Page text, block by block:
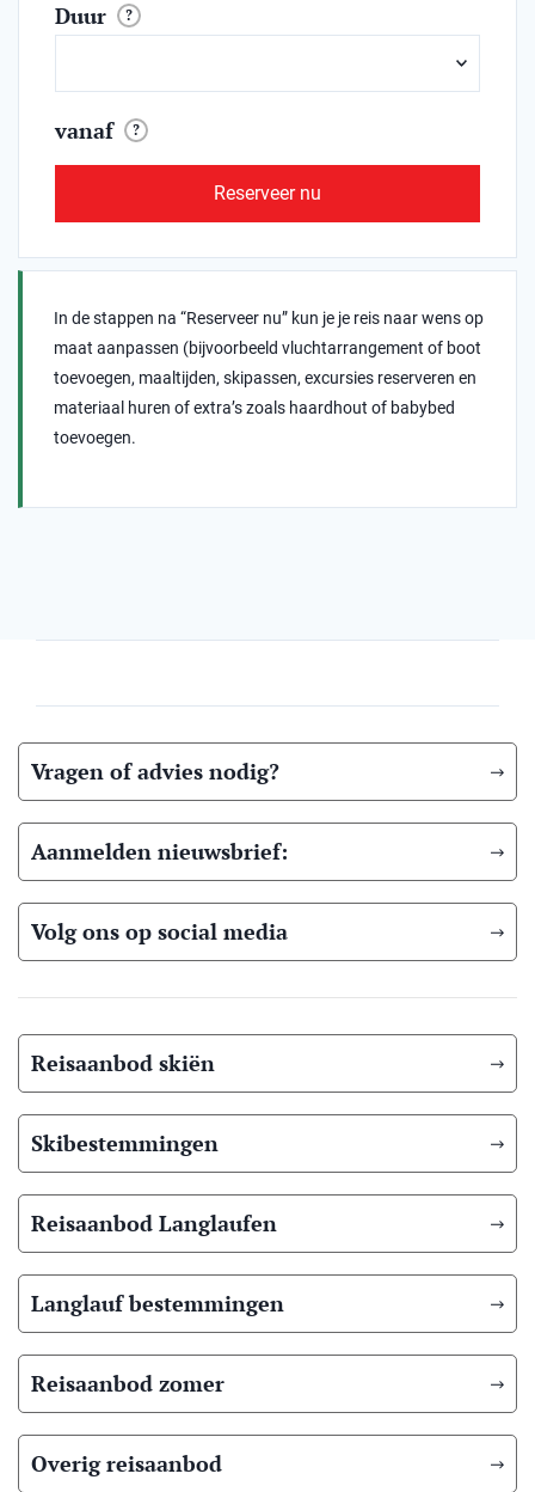
Duur ?
vanaf ?
Reserveer nu
In de stappen na “Reserveer nu” kun je je reis naar wens op
maat aanpassen (bijvoorbeeld vluchtarrangement of boot
toevoegen, maaltijden, skipassen, excursies reserveren en
materiaal huren of extra’s zoals haardhout of babybed
toevoegen.
Vragen of advies nodig?
Aanmelden nieuwsbrief:
Volg ons op social media
Reisaanbod skiën
Skibestemmingen
Reisaanbod Langlaufen
Langlauf bestemmingen
Reisaanbod zomer
Overig reisaanbod